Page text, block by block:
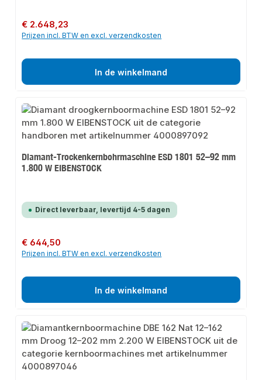
Normale prijs:
€ 2.648,23
Prijzen incl. BTW en excl. verzendkosten
In de winkelmand
Diamant-Trockenkernbohrmaschine ESD 1801 52–92 mm
1.800 W EIBENSTOCK
Direct leverbaar, levertijd 4-5 dagen
Normale prijs:
€ 644,50
Prijzen incl. BTW en excl. verzendkosten
In de winkelmand